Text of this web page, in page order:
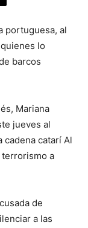
portuguesa, al
lo
barcos
Mariana
jueves al
cadena catarí Al
terrorismo a
de
a las